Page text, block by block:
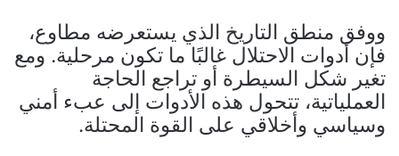
ووفق منطق التاريخ الذي يستعرضه مطاوع،
فإن أدوات الاحتلال غالبًا ما تكون مرحلية. ومع
تغير شكل السيطرة أو تراجع الحاجة
العملياتية، تتحول هذه الأدوات إلى عبء أمني
وسياسي وأخلاقي على القوة المحتلة.